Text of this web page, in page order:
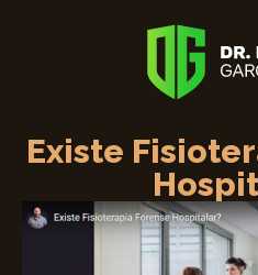
Existe